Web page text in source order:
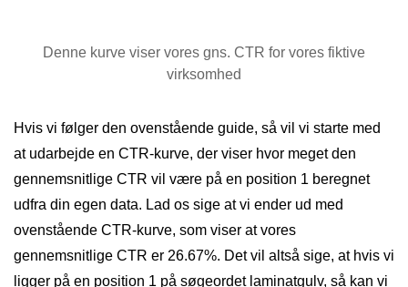
Denne kurve viser vores gns. CTR for vores fiktive
virksomhed
Hvis vi følger den ovenstående guide, så vil vi starte med
at udarbejde en CTR-kurve, der viser hvor meget den
gennemsnitlige CTR vil være på en position 1 beregnet
udfra din egen data. Lad os sige at vi ender ud med
ovenstående CTR-kurve, som viser at vores
gennemsnitlige CTR er 26.67%. Det vil altså sige, at hvis vi
ligger på en position 1 på søgeordet laminatgulv, så kan vi